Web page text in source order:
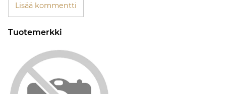
Lisää kommentti
Tuotemerkki